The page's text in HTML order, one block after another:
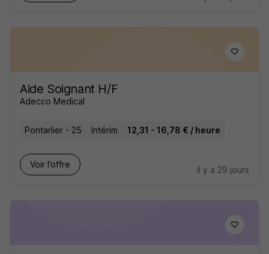
Aide Soignant H/F
Adecco Medical
Pontarlier - 25 Intérim 12,31 - 16,78 € / heure
Voir l’offre
il y a 29 jours